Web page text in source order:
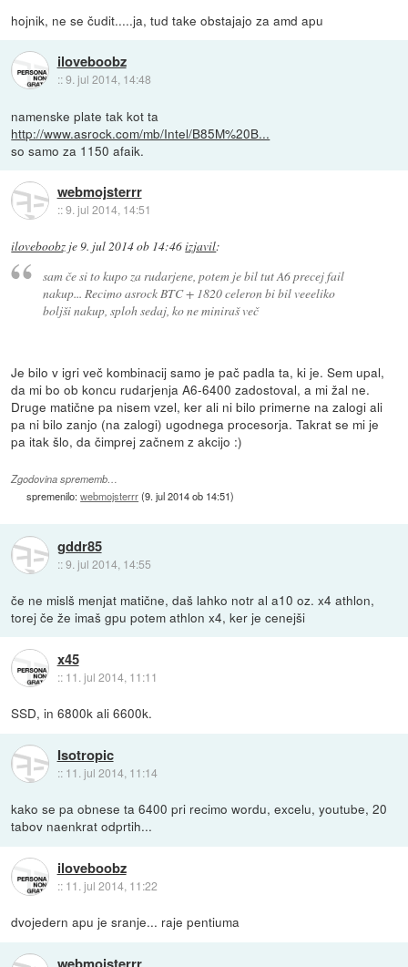
hojnik, ne se čudit.....ja, tud take obstajajo za amd apu
iloveboobz
::9. jul 2014, 14:48
namenske plate tak kot ta
http://www.asrock.com/mb/Intel/B85M%20B...
so samo za 1150 afaik.
webmojsterrr
::9. jul 2014, 14:51
iloveboobz je9. jul 2014 ob 14:46izjavil:
sam če si to kupo za rudarjene, potem je bil tut A6 precej fail
nakup... Recimo asrock BTC + 1820 celeron bi bil veeeliko
boljši nakup, sploh sedaj, ko ne miniraš več
Je bilo v igri več kombinacij samo je pač padla ta, ki je. Sem upal,
da mi bo ob koncu rudarjenja A6-6400 zadostoval, a mi žal ne.
Druge matične pa nisem vzel, ker ali ni bilo primerne na zalogi ali
pa ni bilo zanjo (na zalogi) ugodnega procesorja. Takrat se mi je
pa itak šlo, da čimprej začnem z akcijo :)
Zgodovina sprememb…
spremenilo:webmojsterrr(9. jul 2014 ob 14:51)
gddr85
::9. jul 2014, 14:55
če ne mislš menjat matične, daš lahko notr al a10 oz. x4 athlon,
torej če že imaš gpu potem athlon x4, ker je cenejši
x45
:: 11. jul 2014, 11:11
SSD, in 6800k ali 6600k.
Isotropic
:: 11. jul 2014, 11:14
kako se pa obnese ta 6400 pri recimo wordu, excelu, youtube, 20
tabov naenkrat odprtih...
iloveboobz
:: 11. jul 2014, 11:22
dvojedern apu je sranje... raje pentiuma